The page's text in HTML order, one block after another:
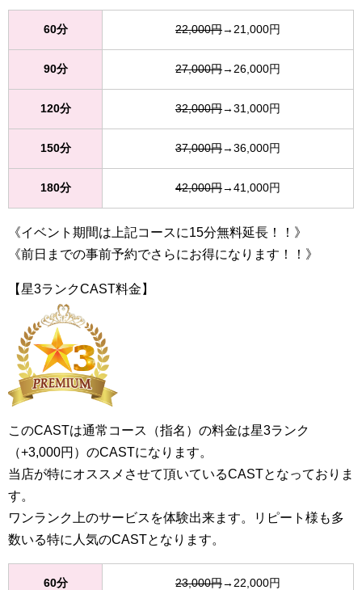
60分 22,000円→21,000円
90分 27,000円→26,000円
120分 32,000円→31,000円
150分 37,000円→36,000円
180分 42,000円→41,000円
《イベント期間は上記コースに15分無料延長！！》
《前日までの事前予約でさらにお得になります！！》
【星3ランクCAST料金】
このCASTは通常コース（指名）の料金は星3ランク
（+3,000円）のCASTになります。
当店が特にオススメさせて頂いているCASTとなっておりま
す。
ワンランク上のサービスを体験出来ます。リピート様も多
数いる特に人気のCASTとなります。
60分 23,000円→22,000円